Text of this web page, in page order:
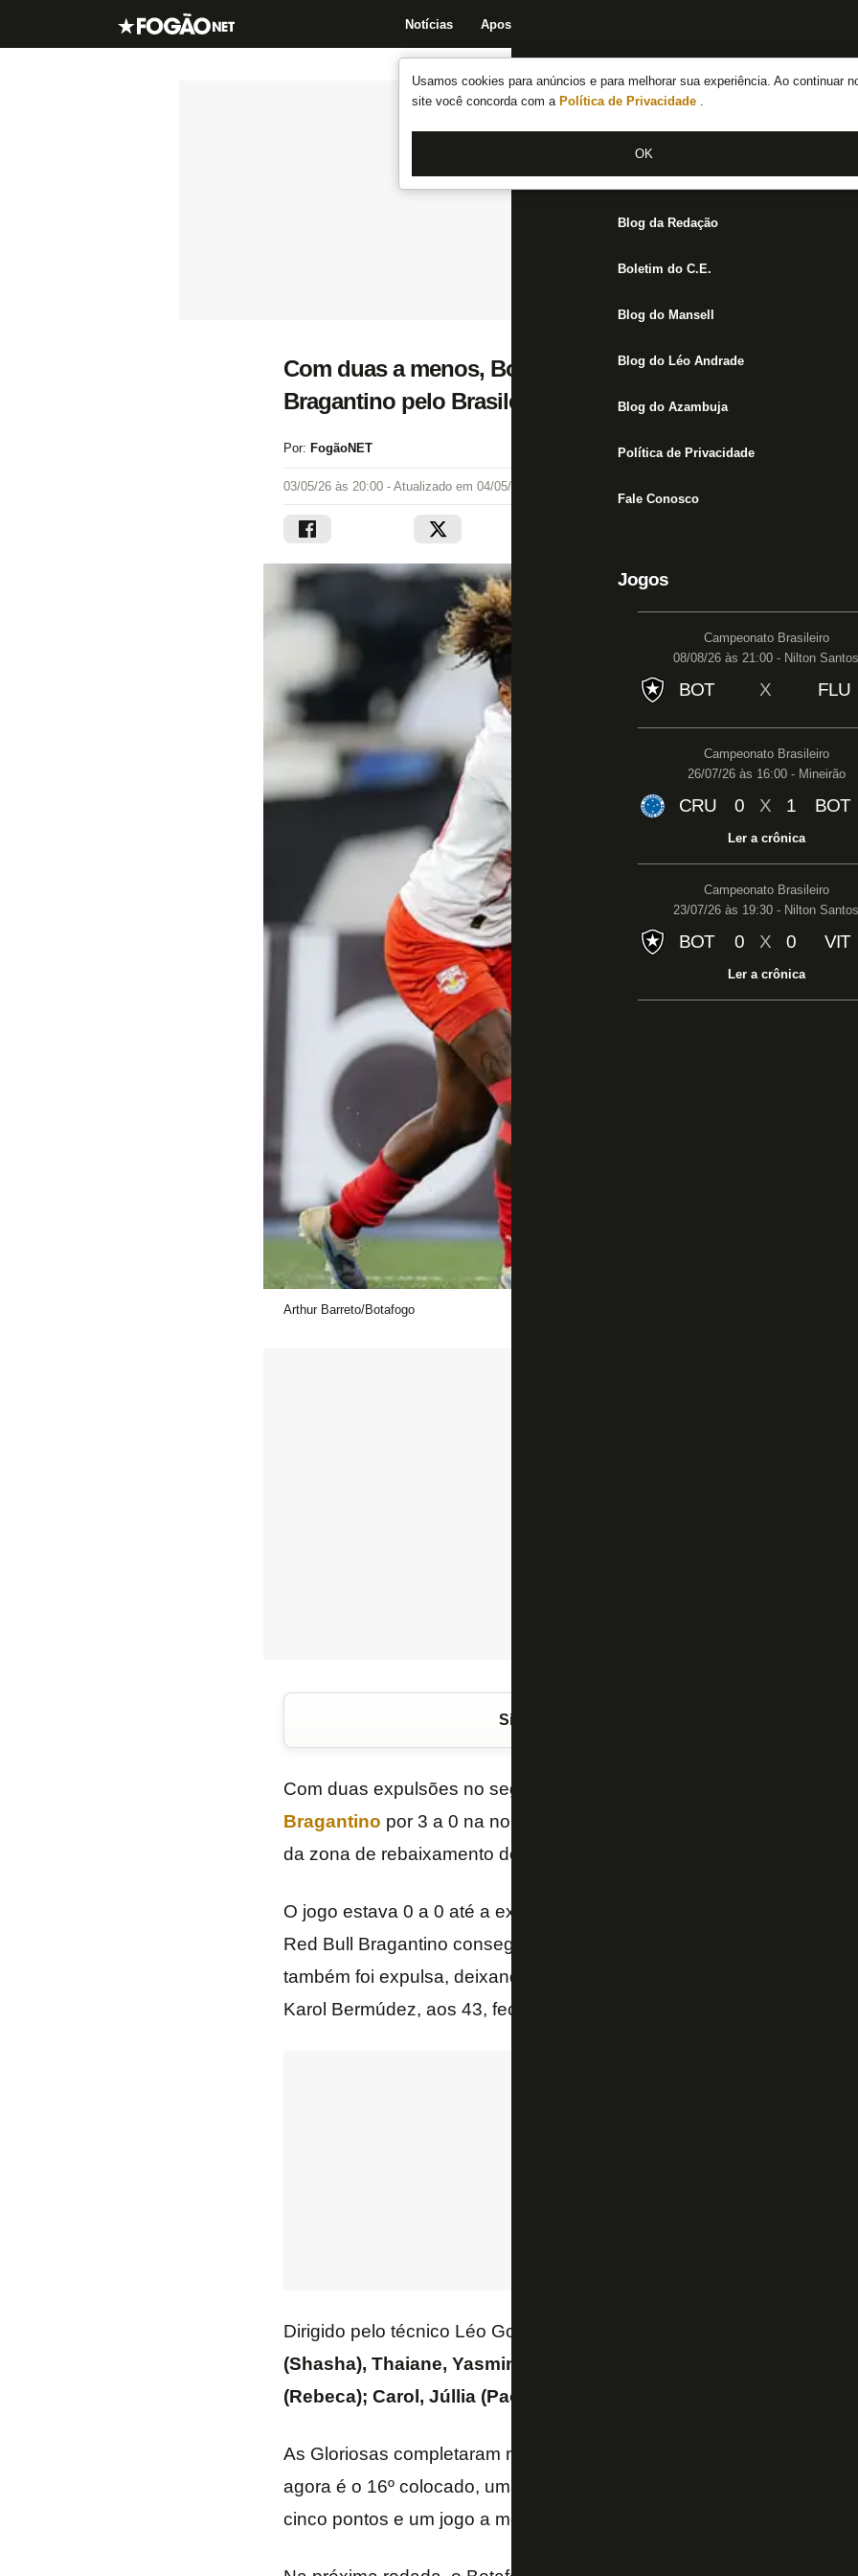
Usamos cookies para anúncios e para melhorar sua experiência. Ao continuar
site você concorda com a Política de Privacidade .
OK
Notícias Apostas
Notícias do Botafogo
Fórum
Jogos
Blog da Redação
Boletim do C.E.
Blog do Mansell
Blog do Léo Andrade
Blog do Azambuja
Política de Privacidade
Fale Conosco
Jogos
Campeonato Brasileiro
08/08/26 às 21:00 - Nilton Santos
BOT X FLU
Campeonato Brasileiro
26/07/26 às 16:00 - Mineirão
CRU 0 X 1 BOT
Ler a crônica
Campeonato Brasileiro
23/07/26 às 19:30 - Nilton Santos
BOT 0 X 0 VIT
Ler a crônica
Com duas a menos, Botafogo perde em casa para o Red
Bragantino pelo Brasileiro Feminino
Por: FogãoNET
03/05/26 às 20:00 - Atualizado em 04/05/26 às 20:04
Arthur Barreto/Botafogo
Siga o FogãoNET
Com duas expulsões no segundo tempo, o
Bragantino por 3 a 0 na noite deste domingo (3/5), no Nilton Santos,
da zona de rebaixamento do
O jogo estava 0 a 0 até a expulsão de Carol, aos nove minutos do
Red Bull Bragantino conseguiu marcar, com Júllia (contra), aos 27.
também foi expulsa, deixando o Botafogo com nove. Rafa Mineira,
Karol Bermúdez, aos 43, fecharam a conta para o time visitante.
Dirigido pelo técnico Léo Goulart, o Botafogo atuou com
(Shasha), Thaiane, Yasmin Cosmann e Natane (Kaila); Bebê,
(Rebeca); Carol, Júllia (Paola Kuchler) e Tipa (Sassá)
As Gloriosas completaram nove jogos seguidos sem vencer na
agora é o 16º colocado, uma posição apenas acima da zona do
cinco pontos e um jogo a menos.